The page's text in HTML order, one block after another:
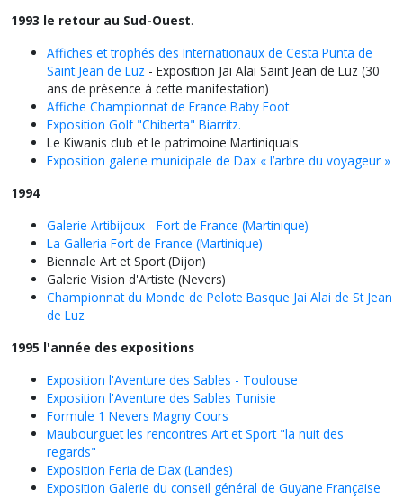
1993 le retour au Sud-Ouest.
Affiches et trophés des Internationaux de Cesta Punta de
Saint Jean de Luz - Exposition Jai Alai Saint Jean de Luz (30
ans de présence à cette manifestation)
Affiche Championnat de France Baby Foot
Exposition Golf "Chiberta" Biarritz.
Le Kiwanis club et le patrimoine Martiniquais
Exposition galerie municipale de Dax « l’arbre du voyageur »
1994
Galerie Artibijoux - Fort de France (Martinique)
La Galleria Fort de France (Martinique)
Biennale Art et Sport (Dijon)
Galerie Vision d'Artiste (Nevers)
Championnat du Monde de Pelote Basque Jai Alai de St Jean
de Luz
1995 l'année des expositions
Exposition l'Aventure des Sables - Toulouse
Exposition l'Aventure des Sables Tunisie
Formule 1 Nevers Magny Cours
Maubourguet les rencontres Art et Sport "la nuit des
regards"
Exposition Feria de Dax (Landes)
Exposition Galerie du conseil général de Guyane Française